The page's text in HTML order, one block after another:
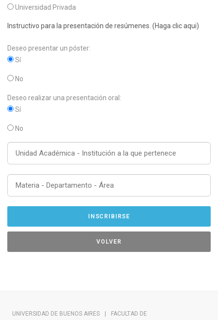
Universidad Privada
Instructivo para la presentación de resúmenes. (Haga clic aqui)
Deseo presentar un póster:
Sí
No
Deseo realizar una presentación oral:
Sí
No
UNIVERSIDAD DE BUENOS AIRES FACULTAD DE